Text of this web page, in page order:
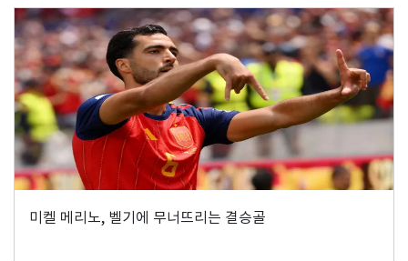
미켈 메리노, 벨기에 무너뜨리는 결승골